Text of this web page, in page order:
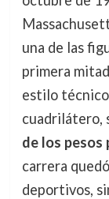
una de las
primera
estilo
cuadrilátero,
de los pesos
carrera
deportivos,